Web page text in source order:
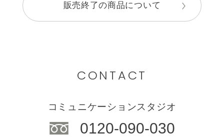
販売終了の商品について
CONTACT
コミュニケーションスタジオ
0120-090-030